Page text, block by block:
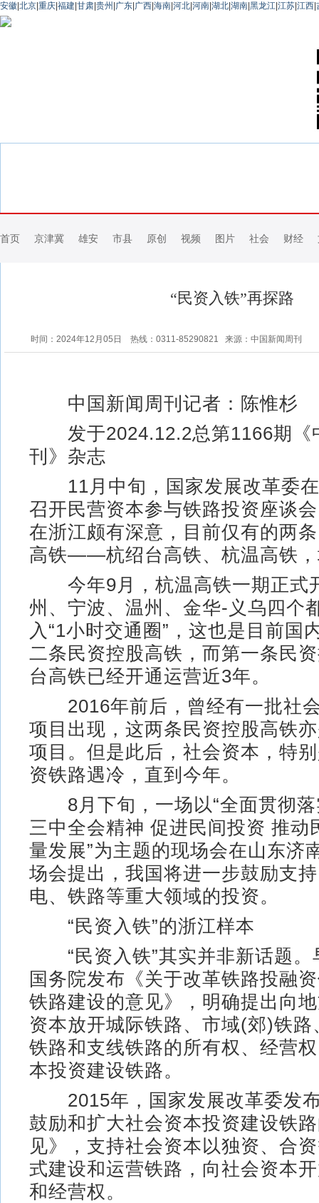
安徽 北京 重庆 福建 甘肃 贵州 广东 广西 海南 河北 河南 湖北 湖南 黑龙江 江苏 江西
首页 京津冀 雄安 市县 原创 视频 图片 社会 财经
“民资入铁”再探路
时间：2024年12月05日 热线：0311-85290821 来源：中国新闻周刊
中国新闻周刊记者：陈惟杉
发于2024.12.2总第1166期《
刊》杂志
11月中旬，国家发展改革委在
召开民营资本参与铁路投资座谈
在浙江颇有深意，目前仅有的两
高铁——杭绍台高铁、杭温高铁
今年9月，杭温高铁一期正式
州、宁波、温州、金华-义乌四个
入“1小时交通圈”，这也是目前国
二条民资控股高铁，而第一条民
台高铁已经开通运营近3年。
2016年前后，曾经有一批社
项目出现，这两条民资控股高铁
项目。但是此后，社会资本，特
资铁路遇冷，直到今年。
8月下旬，一场以“全面贯彻落
三中全会精神 促进民间投资 推动
量发展”为主题的现场会在山东济
场会提出，我国将进一步鼓励支
电、铁路等重大领域的投资。
“民资入铁”的浙江样本
“民资入铁”其实并非新话题。
国务院发布《关于改革铁路投融
铁路建设的意见》，明确提出向
资本放开城际铁路、市域(郊)铁路
铁路和支线铁路的所有权、经营
本投资建设铁路。
2015年，国家发展改革委发
鼓励和扩大社会资本投资建设铁
见》，支持社会资本以独资、合
式建设和运营铁路，向社会资本
和经营权。